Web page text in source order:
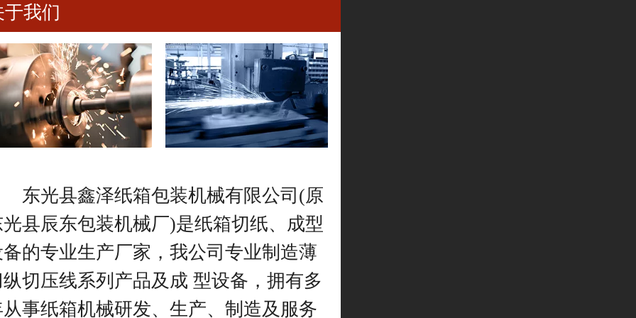
于我们
光县鑫泽纸箱包装机械有限公司(原
县辰东包装机械厂)是纸箱切纸、成型
的专业生产厂家，我公司专业制造薄
切压线系列产品及成 型设备，拥有多
事纸箱机械研发、生产、制造及服务